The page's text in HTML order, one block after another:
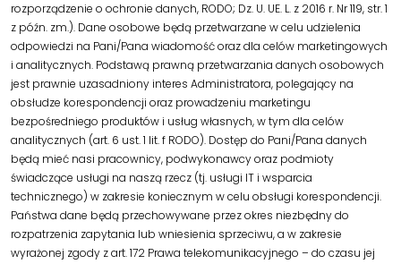
rozporządzenie o ochronie danych, RODO; Dz. U. UE. L. z 2016 r. Nr 119, str. 1
z późn. zm.). Dane osobowe będą przetwarzane w celu udzielenia
odpowiedzi na Pani/Pana wiadomość oraz dla celów marketingowych
i analitycznych. Podstawą prawną przetwarzania danych osobowych
jest prawnie uzasadniony interes Administratora, polegający na
obsłudze korespondencji oraz prowadzeniu marketingu
bezpośredniego produktów i usług własnych, w tym dla celów
analitycznych (art. 6 ust. 1 lit. f RODO). Dostęp do Pani/Pana danych
będą mieć nasi pracownicy, podwykonawcy oraz podmioty
świadczące usługi na naszą rzecz (tj. usługi IT i wsparcia
technicznego) w zakresie koniecznym w celu obsługi korespondencji.
Państwa dane będą przechowywane przez okres niezbędny do
rozpatrzenia zapytania lub wniesienia sprzeciwu, a w zakresie
wyrażonej zgody z art. 172 Prawa telekomunikacyjnego – do czasu jej